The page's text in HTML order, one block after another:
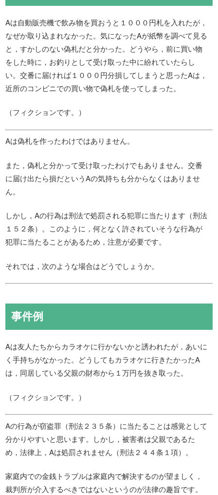
Aは自動販売機で飲み物を買おうと１０００円札を入れたが，
なぜか取り込まれなかった。気になったAが紙幣を調べて見る
と，すかしのない偽札だと分かった。どうやら，前に買い物
をした時に，お釣りとして受け取った中に紛れていたらし
い。交番に届ければ１０００円分損してしまうと思ったAは，
近所のコンビニでの買い物で偽札を使ってしまった。
（フィクションです。）
Aは偽札を作ったわけではありません。
また，偽札と分かって受け取ったわけでもありません。交番
に届け出たら損だというAの気持ちも分からなくはありませ
ん。
しかし，Aの行為は刑法で処罰される犯罪に当たります（刑法
１５２条）。このように，何となく許されていそうな行為が
犯罪に当たることがあるため，注意が必要です。
それでは，次のような場合はどうでしょうか。
事件例
Aは友人たちからカラオケに行かないかと誘われたが，あいに
く手持ちがなかった。どうしてもカラオケに行きたかったA
は，同居している父親の財布から１万円を抜き取った。
（フィクションです。）
Aの行為が窃盗罪（刑法２３５条）に当たることは感覚として
分かりやすいと思います。しかし，被害者は父親であるた
め，法律上，Aは処罰されません（刑法２４４条１項）。
家庭内での金銭トラブルは家庭内で解決するのが望ましく，
裁判所が介入するべきではないというのが法律の趣旨です。